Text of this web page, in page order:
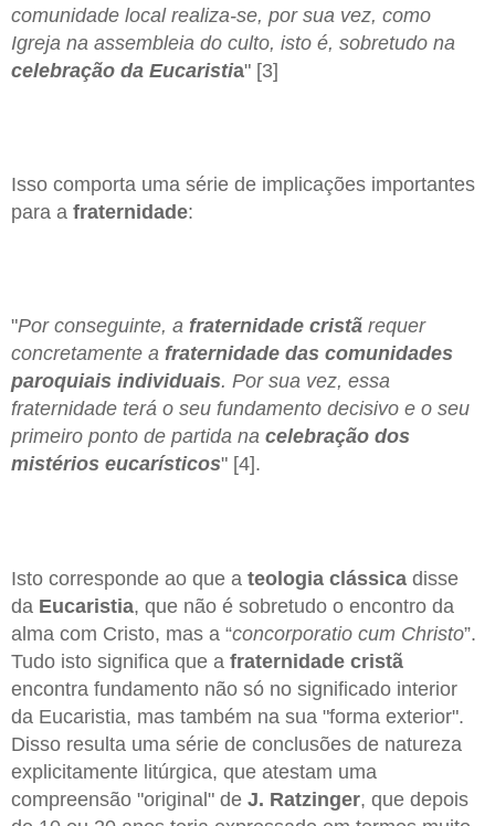
comunidade local realiza-se, por sua vez, como
Igreja na assembleia do culto, isto é, sobretudo na
celebração da Eucaristia" [3]
Isso comporta uma série de implicações importantes
para a fraternidade:
"Por conseguinte, a fraternidade cristã requer
concretamente a fraternidade das comunidades
paroquiais individuais. Por sua vez, essa
fraternidade terá o seu fundamento decisivo e o seu
primeiro ponto de partida na celebração dos
mistérios eucarísticos" [4].
Isto corresponde ao que a teologia clássica disse
da Eucaristia, que não é sobretudo o encontro da
alma com Cristo, mas a “concorporatio cum Christo”.
Tudo isto significa que a fraternidade cristã
encontra fundamento não só no significado interior
da Eucaristia, mas também na sua "forma exterior".
Disso resulta uma série de conclusões de natureza
explicitamente litúrgica, que atestam uma
compreensão "original" de J. Ratzinger, que depois